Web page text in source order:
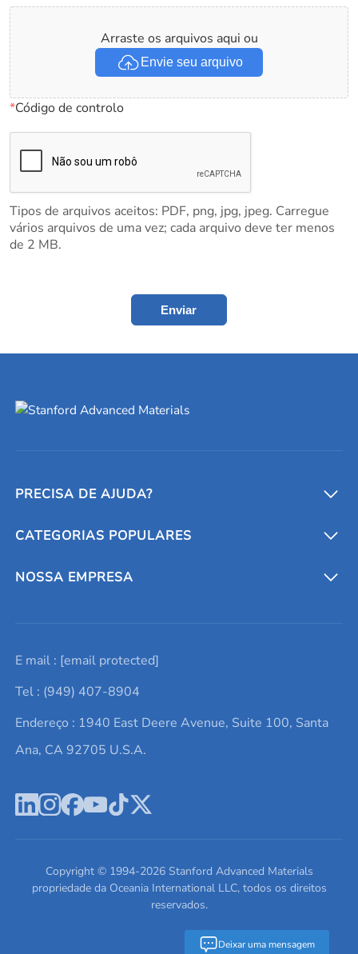
Arraste os arquivos aqui ou
Envie seu arquivo
*Código de controlo
Tipos de arquivos aceitos: PDF, png, jpg, jpeg. Carregue
vários arquivos de uma vez; cada arquivo deve ter menos
de 2 MB.
Enviar
Deixar uma mensagem
PRECISA DE AJUDA?
Conversores e calculadoras
Entre em contato conosco
Lista de consultas
Termos e Condições
Política de Privacidade
CATEGORIAS POPULARES
Metais refratários
Elementos de terras raras
Alvos de pulverização catódica
Ácido hialurônico
NOSSA EMPRESA
Promoções atuais
Notícias e blogs
Estudos de caso
Escreva para nós
E mail : [email protected]
Tel : (949) 407-8904
Endereço : 1940 East Deere Avenue, Suite 100, Santa
Ana, CA 92705 U.S.A.
Copyright © 1994-2026Stanford Advanced Materials
propriedade da Oceania International LLC, todos os direitos
reservados.